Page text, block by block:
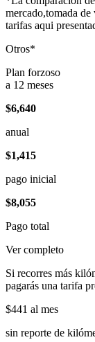
mercado,tomada
tarifas aqui
Otros*
Plan forzoso
a 12 meses
$6,640
anual
$1,415
pago inicial
$8,055
Pago total
Ver completo
Si recorres más
pagarás una tarifa
$441 al mes
sin reporte de